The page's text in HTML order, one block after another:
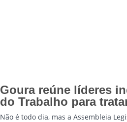
Goura reúne líderes
do Trabalho para
Não é todo dia, mas a Assembleia